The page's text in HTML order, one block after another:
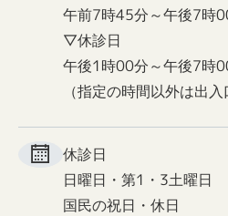
午前7時45分～午後7時
▽休診日
午後1時00分～午後7時
（指定の時間以外は出入
休診日
日曜日・第1・3土曜日
国民の祝日・休日